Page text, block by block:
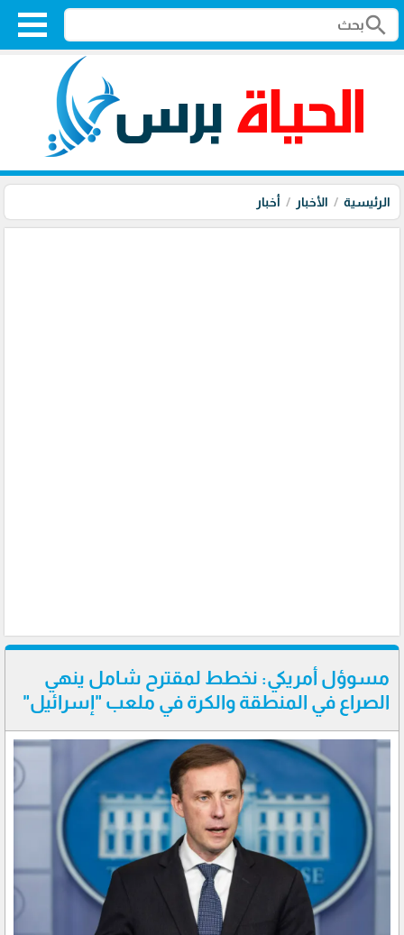
search
الرئيسية الأخبار أخبار
مسوؤل أمريكي: نخطط لمقترح شامل ينهي
الصراع في المنطقة والكرة في ملعب "إسرائيل"